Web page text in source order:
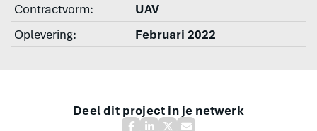
Contractvorm:
UAV
Oplevering:
Februari 2022
Deel dit project in je netwerk